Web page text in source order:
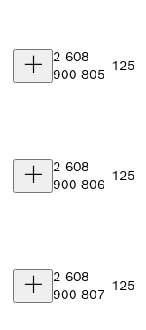
2 608
900 805
125
2 608
900 806
125
2 608
900 807
125